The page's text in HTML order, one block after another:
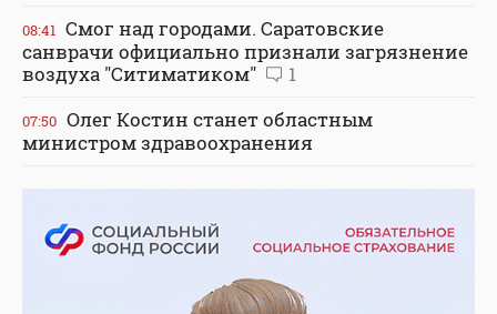
08:41 Смог над городами. Саратовские
санврачи официально признали загрязнение
воздуха "Ситиматиком"
1
07:50 Олег Костин станет областным
министром здравоохранения